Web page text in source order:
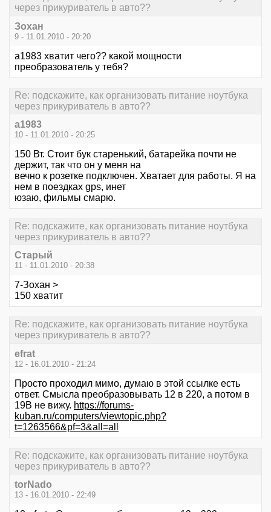
через прикуриватель в авто??
Зохан
9 - 11.01.2010 - 20:20
a1983 хватит чего?? какой мощности
преобразователь у тебя?
Re: подскажите, как организовать питание ноутбука
через прикуриватель в авто??
a1983
10 - 11.01.2010 - 20:25
150 Вт. Стоит бук старенький, батарейка почти не
держит, так что он у меня на
вечно к розетке подключен. Хватает для работы. Я на
нем в поездках gps, инет
юзаю, фильмы смарю.
Re: подскажите, как организовать питание ноутбука
через прикуриватель в авто??
Старый
11 - 11.01.2010 - 20:38
7-Зохан >
150 хватит
Re: подскажите, как организовать питание ноутбука
через прикуриватель в авто??
efrat
12 - 16.01.2010 - 21:24
Просто проходил мимо, думаю в этой ссылке есть
ответ. Смысла преобразовывать 12 в 220, а потом в
19В не вижу. https://forums-
kuban.ru/computers/viewtopic.php?
t=1263566&pf=3&all=all
Re: подскажите, как организовать питание ноутбука
через прикуриватель в авто??
torNado
13 - 16.01.2010 - 22:49